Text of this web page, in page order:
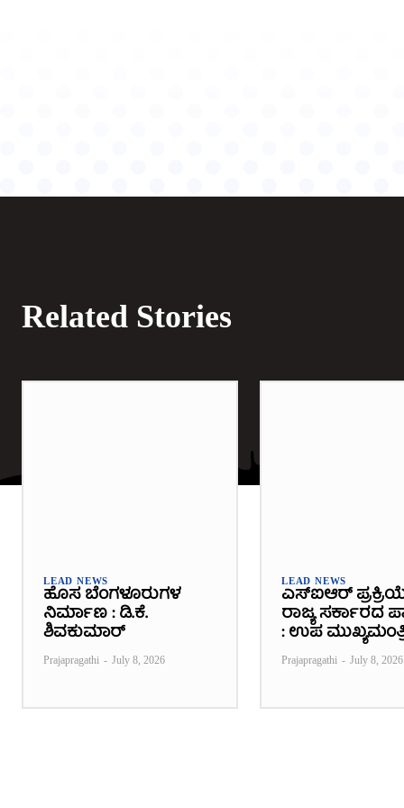
Related Stories
LEAD NEWS
ಹೊಸ ಬೆಂಗಳೂರುಗಳ
ನಿರ್ಮಾಣ : ಡಿ.ಕೆ.
ಶಿವಕುಮಾರ್
Prajapragathi - July 8, 2026
LEAD NEWS
ಎಸ್‌ಐಆರ್
ರಾಜ್ಯ ಸರ್ಕಾರದ
: ಉಪ
Prajapragathi - July 8, 2026